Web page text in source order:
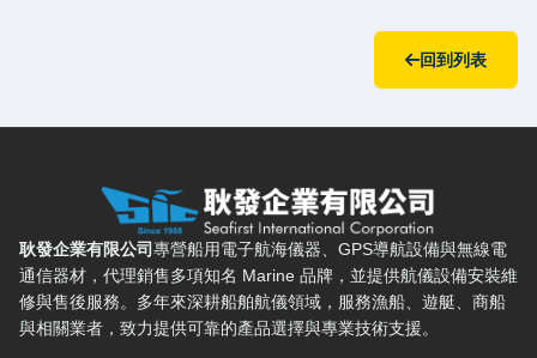
回到列表
耿發企業有限公司 — 網站概要、主導覽與聯絡方式
耿發企業有限公司專營船用電子航海儀器、GPS導航設備與無線電
通信器材，代理銷售多項知名 Marine 品牌，並提供航儀設備安裝維
修與售後服務。多年來深耕船舶航儀領域，服務漁船、遊艇、商船
與相關業者，致力提供可靠的產品選擇與專業技術支援。